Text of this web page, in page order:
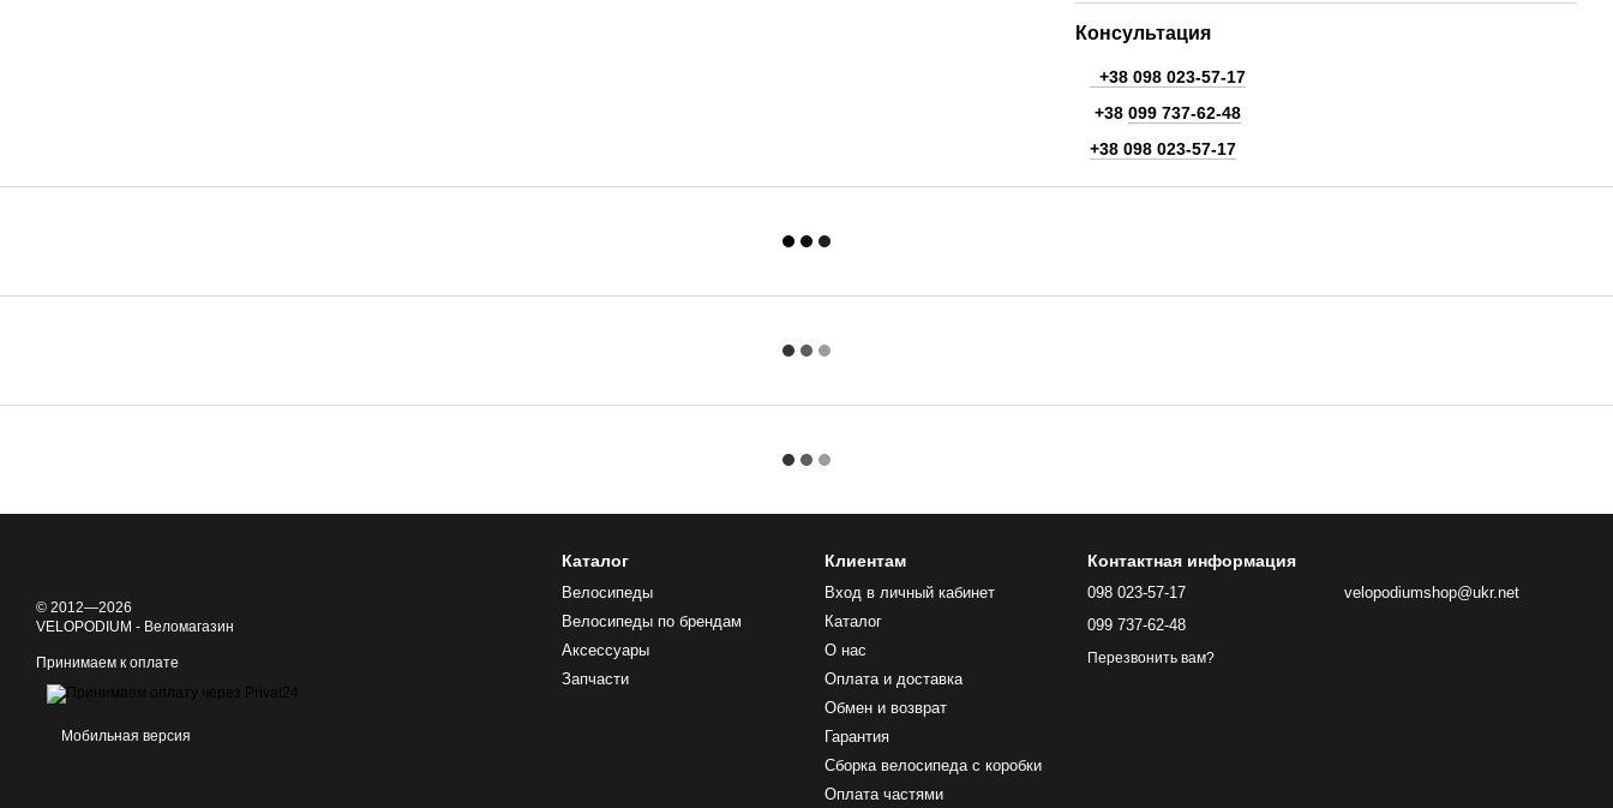
Консультация
+38 098 023-57-17
+38 099 737-62-48
+38 098 023-57-17
© 2012—2026
VELOPODIUM - Веломагазин
Принимаем к оплате
Мобильная версия
Каталог
Велосипеды
Велосипеды по брендам
Аксессуары
Запчасти
Клиентам
Вход в личный кабинет
Каталог
О нас
Оплата и доставка
Обмен и возврат
Гарантия
Сборка велосипеда с коробки
Оплата частями
Контактная информация
098 023-57-17
099 737-62-48
Перезвонить вам?
velopodiumshop@ukr.net